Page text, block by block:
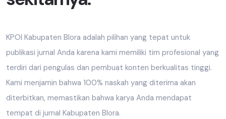
KPOI Kabupaten Blora adalah pilihan yang tepat untuk
publikasi jurnal Anda karena kami memiliki tim profesional yang
terdiri dari pengulas dan pembuat konten berkualitas tinggi.
Kami menjamin bahwa 100% naskah yang diterima akan
diterbitkan, memastikan bahwa karya Anda mendapat
tempat di jurnal Kabupaten Blora.